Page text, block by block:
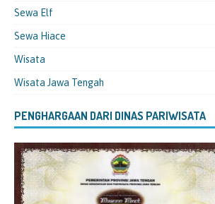
Sewa Elf
Sewa Hiace
Wisata
Wisata Jawa Tengah
PENGHARGAAN DARI DINAS PARIWISATA